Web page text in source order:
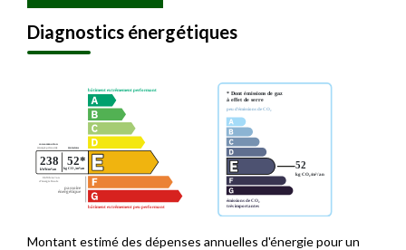
Diagnostics énergétiques
Montant estimé des dépenses annuelles d'énergie pour un